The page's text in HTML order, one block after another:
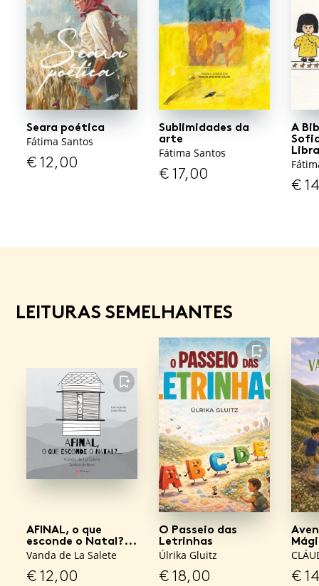
Seara poética
Fátima Santos
€12,00
Sublimidades da
arte
Fátima Santos
€17,00
A
€
LEITURAS SEMELHANTES
FAVORITO
AFINAL, o que
esconde o Natal?...
Vanda de La Salete
€12,00
FAVORITO
O Passeio das
Letrinhas
Úlrika Gluitz
€18,00 €